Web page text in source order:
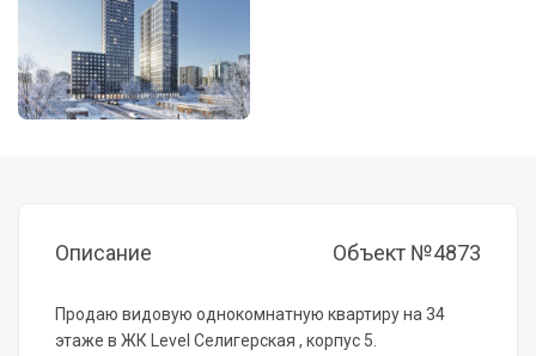
Описание Объект №4873
Продаю видовую однокомнатную квартиру на 34
этаже в ЖК Level Селигерская , корпус 5.